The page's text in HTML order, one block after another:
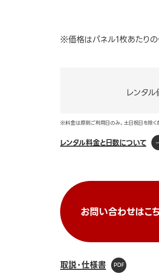
※価格はパネル1枚あたりの
レンタ
※料金は原則ご利用日のみ。土日祝日を除
レンタル料金と日数について
お問い合わせはこ
取説・仕様書